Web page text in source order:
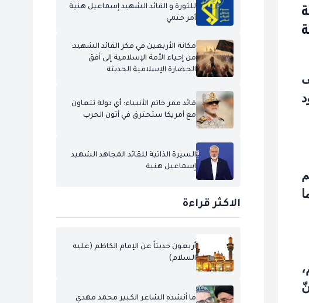
للثورة و القائد الشهيد إسماعيل هنية
أمر حتمي
مكانة الأربعين في فكر القائد الشهيد:
من إحياء الأمة الإسلامية إلى أفق
الحضارة الإسلامية الحديثة
قائد مقر خاتم الأنبياء: أي دولة تتعاون
مع أمريكا ستحترق في أتون الحرب
السيرة الذاتية للقائد المجاهد الشهيد
إسماعيل هنية
الاكثر قراءة
أربعون حديثاً عن الإمام الكاظم (عليه
السلام)
ما أنشده الشاعر الكبير محمد مهدي